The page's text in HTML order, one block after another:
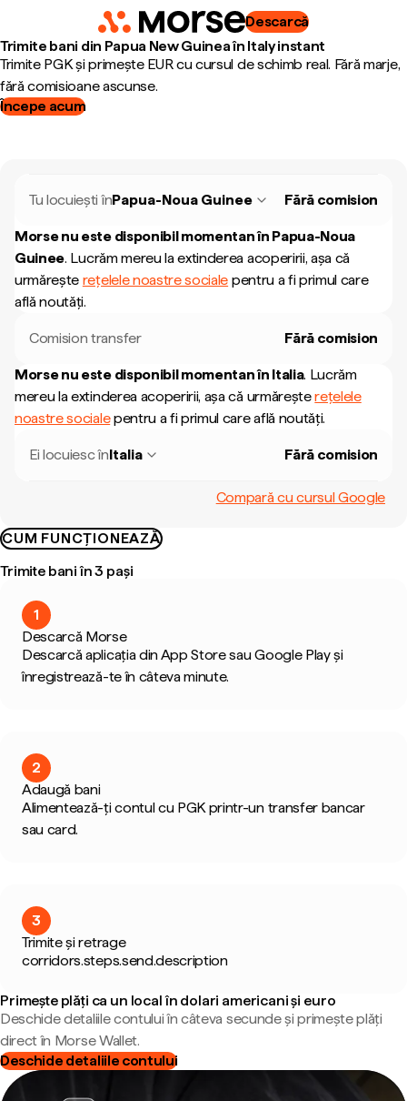
Descarcă
Trimite bani din Papua New Guinea în Italy instant
Trimite PGK și primește EUR cu cursul de schimb real. Fără marje,
fără comisioane ascunse.
Începe acum
Tu locuiești înPapua-Noua Guinee Fără comision
Morse nu este disponibil momentan în Papua-Noua
Guinee. Lucrăm mereu la extinderea acoperirii, așa că
urmărește rețelele noastre sociale pentru a fi primul care
află noutăți.
Comision transfer Fără comision
Morse nu este disponibil momentan în Italia. Lucrăm
mereu la extinderea acoperirii, așa că urmăreșterețelele
noastre socialepentru a fi primul care află noutăți.
Ei locuiesc înItalia Fără comision
Compară cu cursul Google
CUM FUNCȚIONEAZĂ
Trimite bani în 3 pași
1
Descarcă Morse
Descarcă aplicația din App Store sau Google Play și
înregistrează-te în câteva minute.
2
Adaugă bani
Alimentează-ți contul cu PGK printr-un transfer bancar
sau card.
3
Trimite și retrage
corridors.steps.send.description
Primește plăți ca un local în dolari americani și euro
Deschide detaliile contului în câteva secunde și primește plăți
direct în Morse Wallet.
Deschide detaliile contului